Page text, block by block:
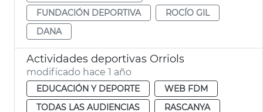
FUNDACIÓN DEPORTIVA
ROCÍO GIL
DANA
Actividades deportivas Orriols
modificado hace 1 año
EDUCACIÓN Y DEPORTE
WEB FDM
TODAS LAS AUDIENCIAS
RASCANYA